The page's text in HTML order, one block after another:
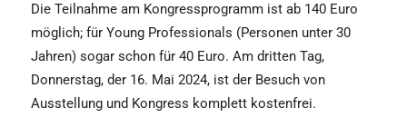
Die Teilnahme am Kongressprogramm ist ab 140 Euro
möglich; für Young Professionals (Personen unter 30
Jahren) sogar schon für 40 Euro. Am dritten Tag,
Donnerstag, der 16. Mai 2024, ist der Besuch von
Ausstellung und Kongress komplett kostenfrei.